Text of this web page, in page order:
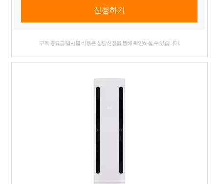
구독 총요금/일시불 비용은 상담신청을 통해 확인하실 수 있습니다.